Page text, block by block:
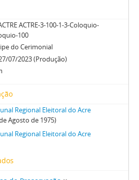
ACTRE-3-100-1-3-Coloquio-
100
do Cerimonial
07/2023 (Produção)
Regional Eleitoral do Acre
Agosto de 1975)
Regional Eleitoral do Acre